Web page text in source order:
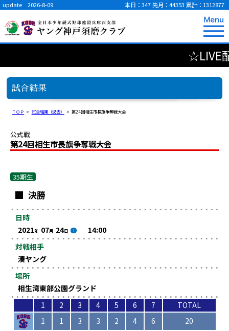
update 2026-8-09 本日：347 先月：44353 累計：1312877
☆LIVE
試合結果
ＴＯＰ > 試合結果（過去） > 第24回相生市長旗争奪戦大会
公式戦
第24回相生市長旗争奪戦大会
35期生
決勝
日時
2021年 07月 24日 土
14:00
対戦相手
湊ヤング
場所
相生湾東部公園グランド
1
2 3 4 5 6 7
TOTAL
1
1 3 3 2 4 6
20